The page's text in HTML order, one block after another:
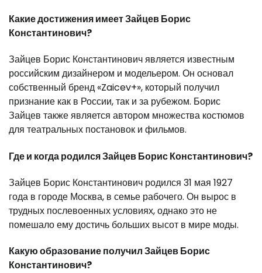
Какие достижения имеет Зайцев Борис
Константинович?
Зайцев Борис Константинович является известным
российским дизайнером и модельером. Он основал
собственный бренд «Zaicev+», который получил
признание как в России, так и за рубежом. Борис
Зайцев также является автором множества костюмов
для театральных постановок и фильмов.
Где и когда родился Зайцев Борис Константинович?
Зайцев Борис Константинович родился 31 мая 1927
года в городе Москва, в семье рабочего. Он вырос в
трудных послевоенных условиях, однако это не
помешало ему достичь больших высот в мире моды.
Какую образование получил Зайцев Борис
Константинович?